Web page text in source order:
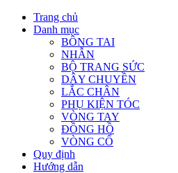
Skip
Trang chủ
Danh mục
BÔNG TAI
NHẪN
BỘ TRANG SỨC
DÂY CHUYỀN
LẮC CHÂN
PHỤ KIỆN TÓC
VÒNG TAY
ĐỒNG HỒ
VÒNG CỔ
Quy định
Hướng dẫn